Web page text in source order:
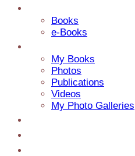
Books
e-Books
My Books
Photos
Publications
Videos
My Photo Galleries